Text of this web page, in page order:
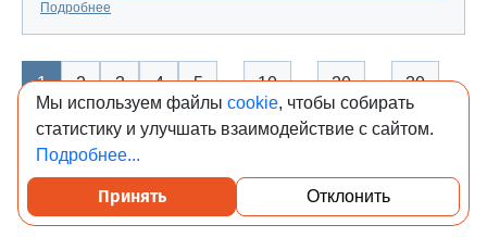
Подробнее
1 2 3 4 5 … 10 … 20 … 30 …
1282 1283 1284 1285 1286
Показать ещё (30835)
Мы используем файлы cookie, чтобы собирать
статистику и улучшать взаимодействие с сайтом.
Подробнее...
Принять Отклонить